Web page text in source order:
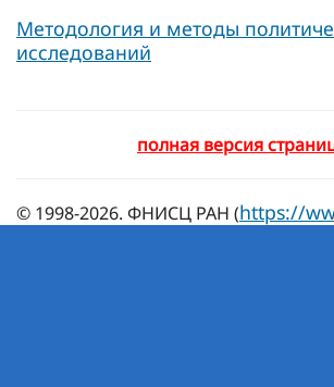
Методология и методы
исследований
полная версия
© 1998-2026. ФНИСЦ РАН (https://